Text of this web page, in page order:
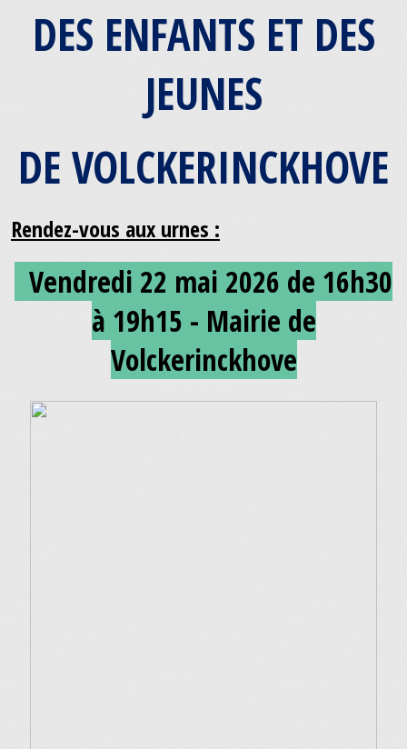
DES ENFANTS ET DES
JEUNES
DE VOLCKERINCKHOVE
Rendez-vous aux urnes :
Vendredi 22 mai 2026 de 16h30
à 19h15 - Mairie de
Volckerinckhove